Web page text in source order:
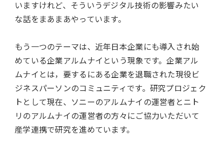
いますけれど、そういうデジタル技術の影響みたい
な話をまあまあやっています。
もう一つのテーマは、近年日本企業にも導入され始
めている企業アルムナイという現象です。企業アル
ムナイとは，要するにある企業を退職された現役ビ
ジネスパーソンのコミュニティです。研究プロジェク
トとして現在、ソニーのアルムナイの運営者とニト
リのアルムナイの運営者の方々にご協力いただいて
産学連携で研究を進めています。